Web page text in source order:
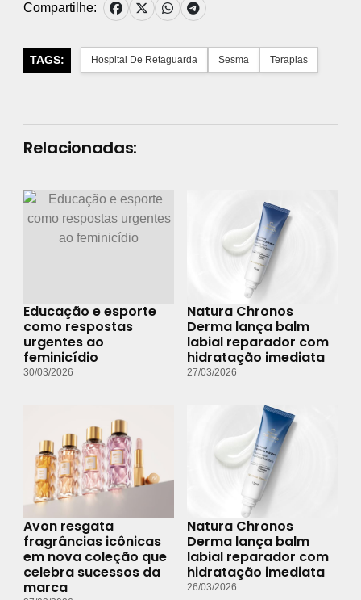
Compartilhe:
TAGS: Hospital De Retaguarda Sesma Terapias
Relacionadas:
Educação e esporte
como respostas
urgentes ao
feminicídio
30/03/2026
Natura Chronos
Derma lança balm
labial reparador com
hidratação imediata
27/03/2026
Avon resgata
fragrâncias icônicas
em nova coleção que
celebra sucessos da
marca
Natura Chronos
Derma lança balm
labial reparador com
hidratação imediata
26/03/2026